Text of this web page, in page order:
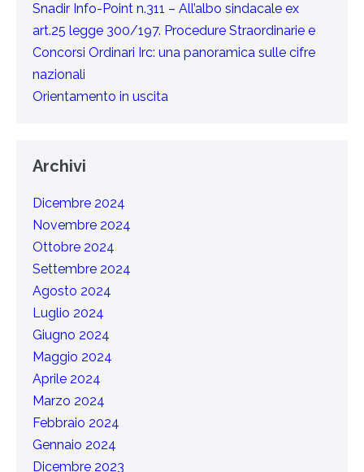
Snadir Info-Point n.311 – All’albo sindacale ex
art.25 legge 300/197. Procedure Straordinarie e
Concorsi Ordinari Irc: una panoramica sulle cifre
nazionali
Orientamento in uscita
Archivi
Dicembre 2024
Novembre 2024
Ottobre 2024
Settembre 2024
Agosto 2024
Luglio 2024
Giugno 2024
Maggio 2024
Aprile 2024
Marzo 2024
Febbraio 2024
Gennaio 2024
Dicembre 2023